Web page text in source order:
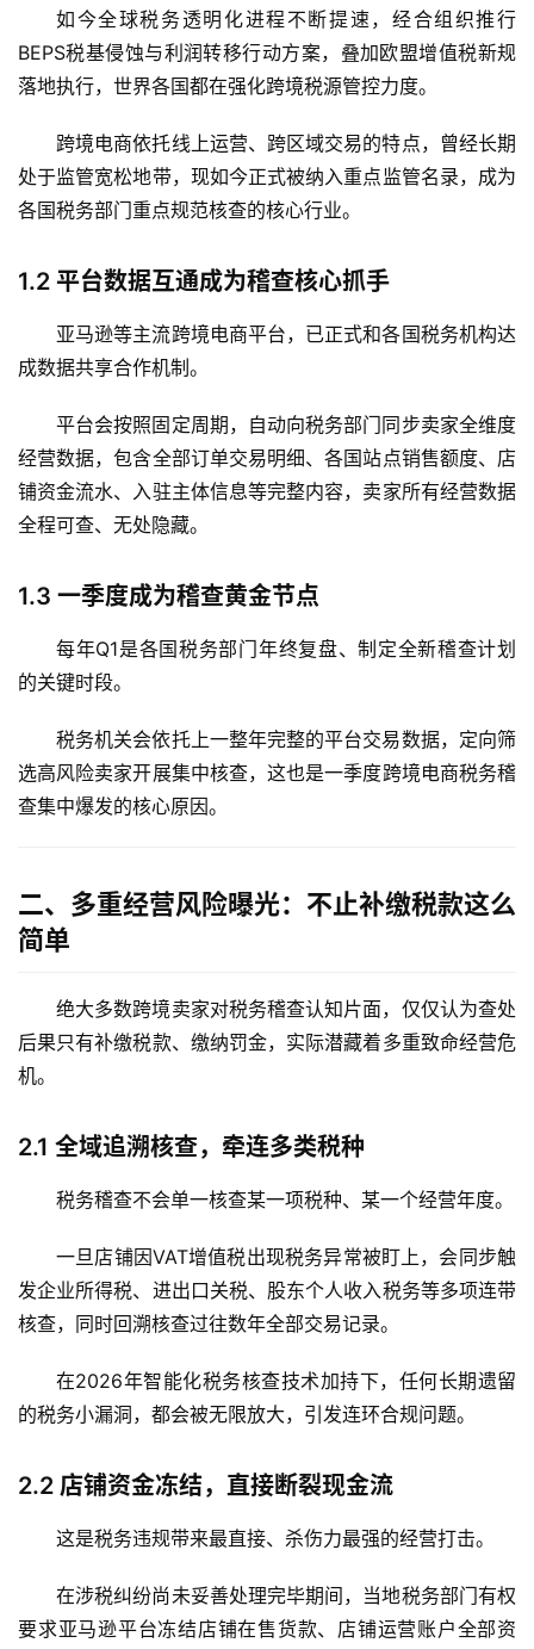
如今全球税务透明化进程不断提速，经合组织推行
BEPS税基侵蚀与利润转移行动方案，叠加欧盟增值税新规
落地执行，世界各国都在强化跨境税源管控力度。
跨境电商依托线上运营、跨区域交易的特点，曾经长期
处于监管宽松地带，现如今正式被纳入重点监管名录，成为
各国税务部门重点规范核查的核心行业。
1.2 平台数据互通成为稽查核心抓手
亚马逊等主流跨境电商平台，已正式和各国税务机构达
成数据共享合作机制。
平台会按照固定周期，自动向税务部门同步卖家全维度
经营数据，包含全部订单交易明细、各国站点销售额度、店
铺资金流水、入驻主体信息等完整内容，卖家所有经营数据
全程可查、无处隐藏。
1.3 一季度成为稽查黄金节点
每年Q1是各国税务部门年终复盘、制定全新稽查计划
的关键时段。
税务机关会依托上一整年完整的平台交易数据，定向筛
选高风险卖家开展集中核查，这也是一季度跨境电商税务稽
查集中爆发的核心原因。
二、多重经营风险曝光：不止补缴税款这么
简单
绝大多数跨境卖家对税务稽查认知片面，仅仅认为查处
后果只有补缴税款、缴纳罚金，实际潜藏着多重致命经营危
机。
2.1 全域追溯核查，牵连多类税种
税务稽查不会单一核查某一项税种、某一个经营年度。
一旦店铺因VAT增值税出现税务异常被盯上，会同步触
发企业所得税、进出口关税、股东个人收入税务等多项连带
核查，同时回溯核查过往数年全部交易记录。
在2026年智能化税务核查技术加持下，任何长期遗留
的税务小漏洞，都会被无限放大，引发连环合规问题。
2.2 店铺资金冻结，直接断裂现金流
这是税务违规带来最直接、杀伤力最强的经营打击。
在涉税纠纷尚未妥善处理完毕期间，当地税务部门有权
要求亚马逊平台冻结店铺在售货款、店铺运营账户全部资